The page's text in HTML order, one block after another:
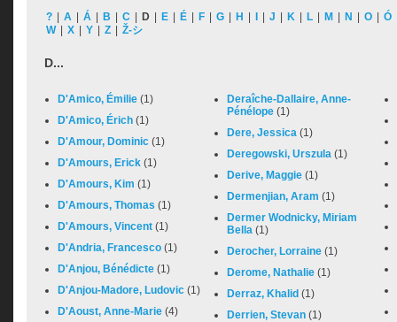
? A Á B C D E É F G H J K L M N O Ó
W
X Y Z Ž-シ
D...
D'Amico, Émilie (1)
D'Amico, Érich (1)
D'Amour, Dominic (1)
D'Amours, Erick (1)
D'Amours, Kim (1)
D'Amours, Thomas (1)
D'Amours, Vincent (1)
D'Andria, Francesco (1)
D'Anjou, Bénédicte (1)
D'Anjou-Madore, Ludovic (1)
D'Aoust, Anne-Marie (4)
Deraîche-Dallaire, Anne-
Pénélope (1)
Dere, Jessica (1)
Deregowski, Urszula (1)
Derive, Maggie (1)
Dermenjian, Aram (1)
Dermer Wodnicky, Miriam
Bella (1)
Derocher, Lorraine (1)
Derome, Nathalie (1)
Derraz, Khalid (1)
Derrien, Stevan (1)